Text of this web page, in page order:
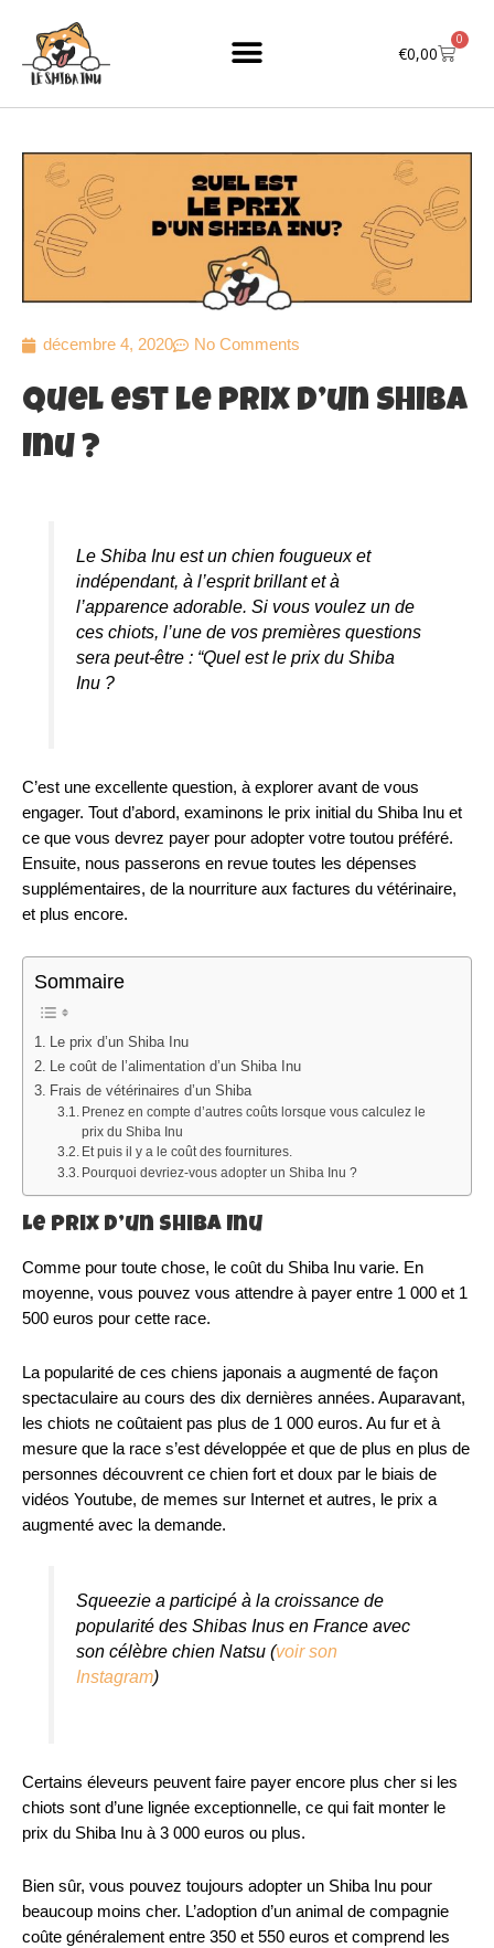
contenu
€0,00
0
Cart
décembre 4, 2020 No Comments
Quel est le prix d’un Shiba
Inu ?
Le Shiba Inu est un chien fougueux et
indépendant, à l’esprit brillant et à
l’apparence adorable. Si vous voulez un de
ces chiots, l’une de vos premières questions
sera peut-être : “Quel est le prix du Shiba
Inu ?
C’est une excellente question, à explorer avant de vous
engager. Tout d’abord, examinons le prix initial du Shiba Inu et
ce que vous devrez payer pour adopter votre toutou préféré.
Ensuite, nous passerons en revue toutes les dépenses
supplémentaires, de la nourriture aux factures du vétérinaire,
et plus encore.
Sommaire
Le prix d’un Shiba Inu
Le coût de l’alimentation d’un Shiba Inu
Frais de vétérinaires d’un Shiba
Prenez en compte d’autres coûts lorsque vous calculez le
prix du Shiba Inu
Et puis il y a le coût des fournitures.
Pourquoi devriez-vous adopter un Shiba Inu ?
Le prix d’un Shiba Inu
Comme pour toute chose, le coût du Shiba Inu varie. En
moyenne, vous pouvez vous attendre à payer entre 1 000 et 1
500 euros pour cette race.
La popularité de ces chiens japonais a augmenté de façon
spectaculaire au cours des dix dernières années. Auparavant,
les chiots ne coûtaient pas plus de 1 000 euros. Au fur et à
mesure que la race s’est développée et que de plus en plus de
personnes découvrent ce chien fort et doux par le biais de
vidéos Youtube, de memes sur Internet et autres, le prix a
augmenté avec la demande.
Squeezie a participé à la croissance de
popularité des Shibas Inus en France avec
son célèbre chien Natsu (voir son
Instagram)
Certains éleveurs peuvent faire payer encore plus cher si les
chiots sont d’une lignée exceptionnelle, ce qui fait monter le
prix du Shiba Inu à 3 000 euros ou plus.
Bien sûr, vous pouvez toujours adopter un Shiba Inu pour
beaucoup moins cher. L’adoption d’un animal de compagnie
coûte généralement entre 350 et 550 euros et comprend les